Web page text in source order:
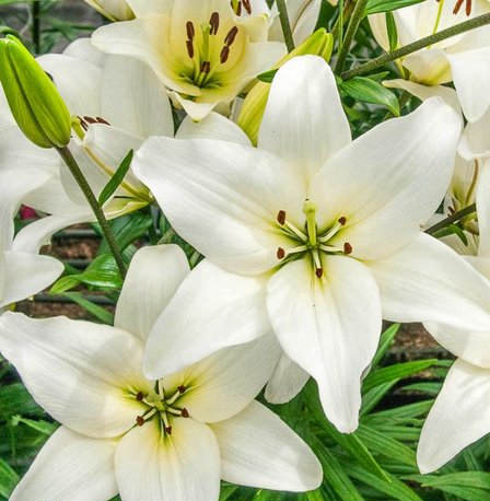
Выберите город
Обратный звонок Заказать обратный звонок
Каталог
Семена
Грунты
Газонные травы, сидераты
Горшки, рассадники, аксессуары
Посадочный материал
Садовый инструмент, инвентарь
Консервирование
Средства защиты, удобрения, добавки, химия
Обустройство сада, декор